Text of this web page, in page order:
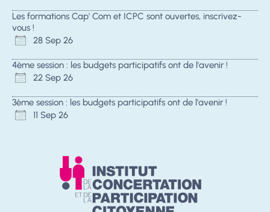
Les formations Cap' Com et ICPC sont ouvertes, inscrivez-
vous !
28 Sep 26
4ème session : les budgets participatifs ont de l'avenir !
22 Sep 26
3ème session : les budgets participatifs ont de l'avenir !
11 Sep 26